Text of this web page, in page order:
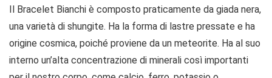
Il Bracelet Bianchi è composto praticamente da giada nera,
una varietà di shungite. Ha la forma di lastre pressate e ha
origine cosmica, poiché proviene da un meteorite. Ha al suo
interno un’alta concentrazione di minerali così importanti